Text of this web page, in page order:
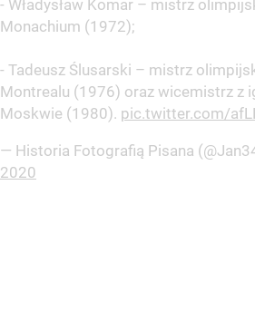
- Władysław Komar – mistrz
Monachium (1972);
- Tadeusz Ślusarski – mistrz
Montrealu (1976) oraz wicemistrz z
Moskwie (1980). pic.twitter.com/
— Historia Fotografią Pisana
2020